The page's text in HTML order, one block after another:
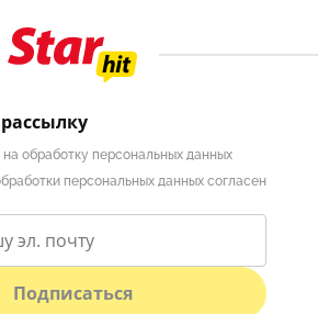
на обработку персональных данных
персональных данных согласен
Подписаться